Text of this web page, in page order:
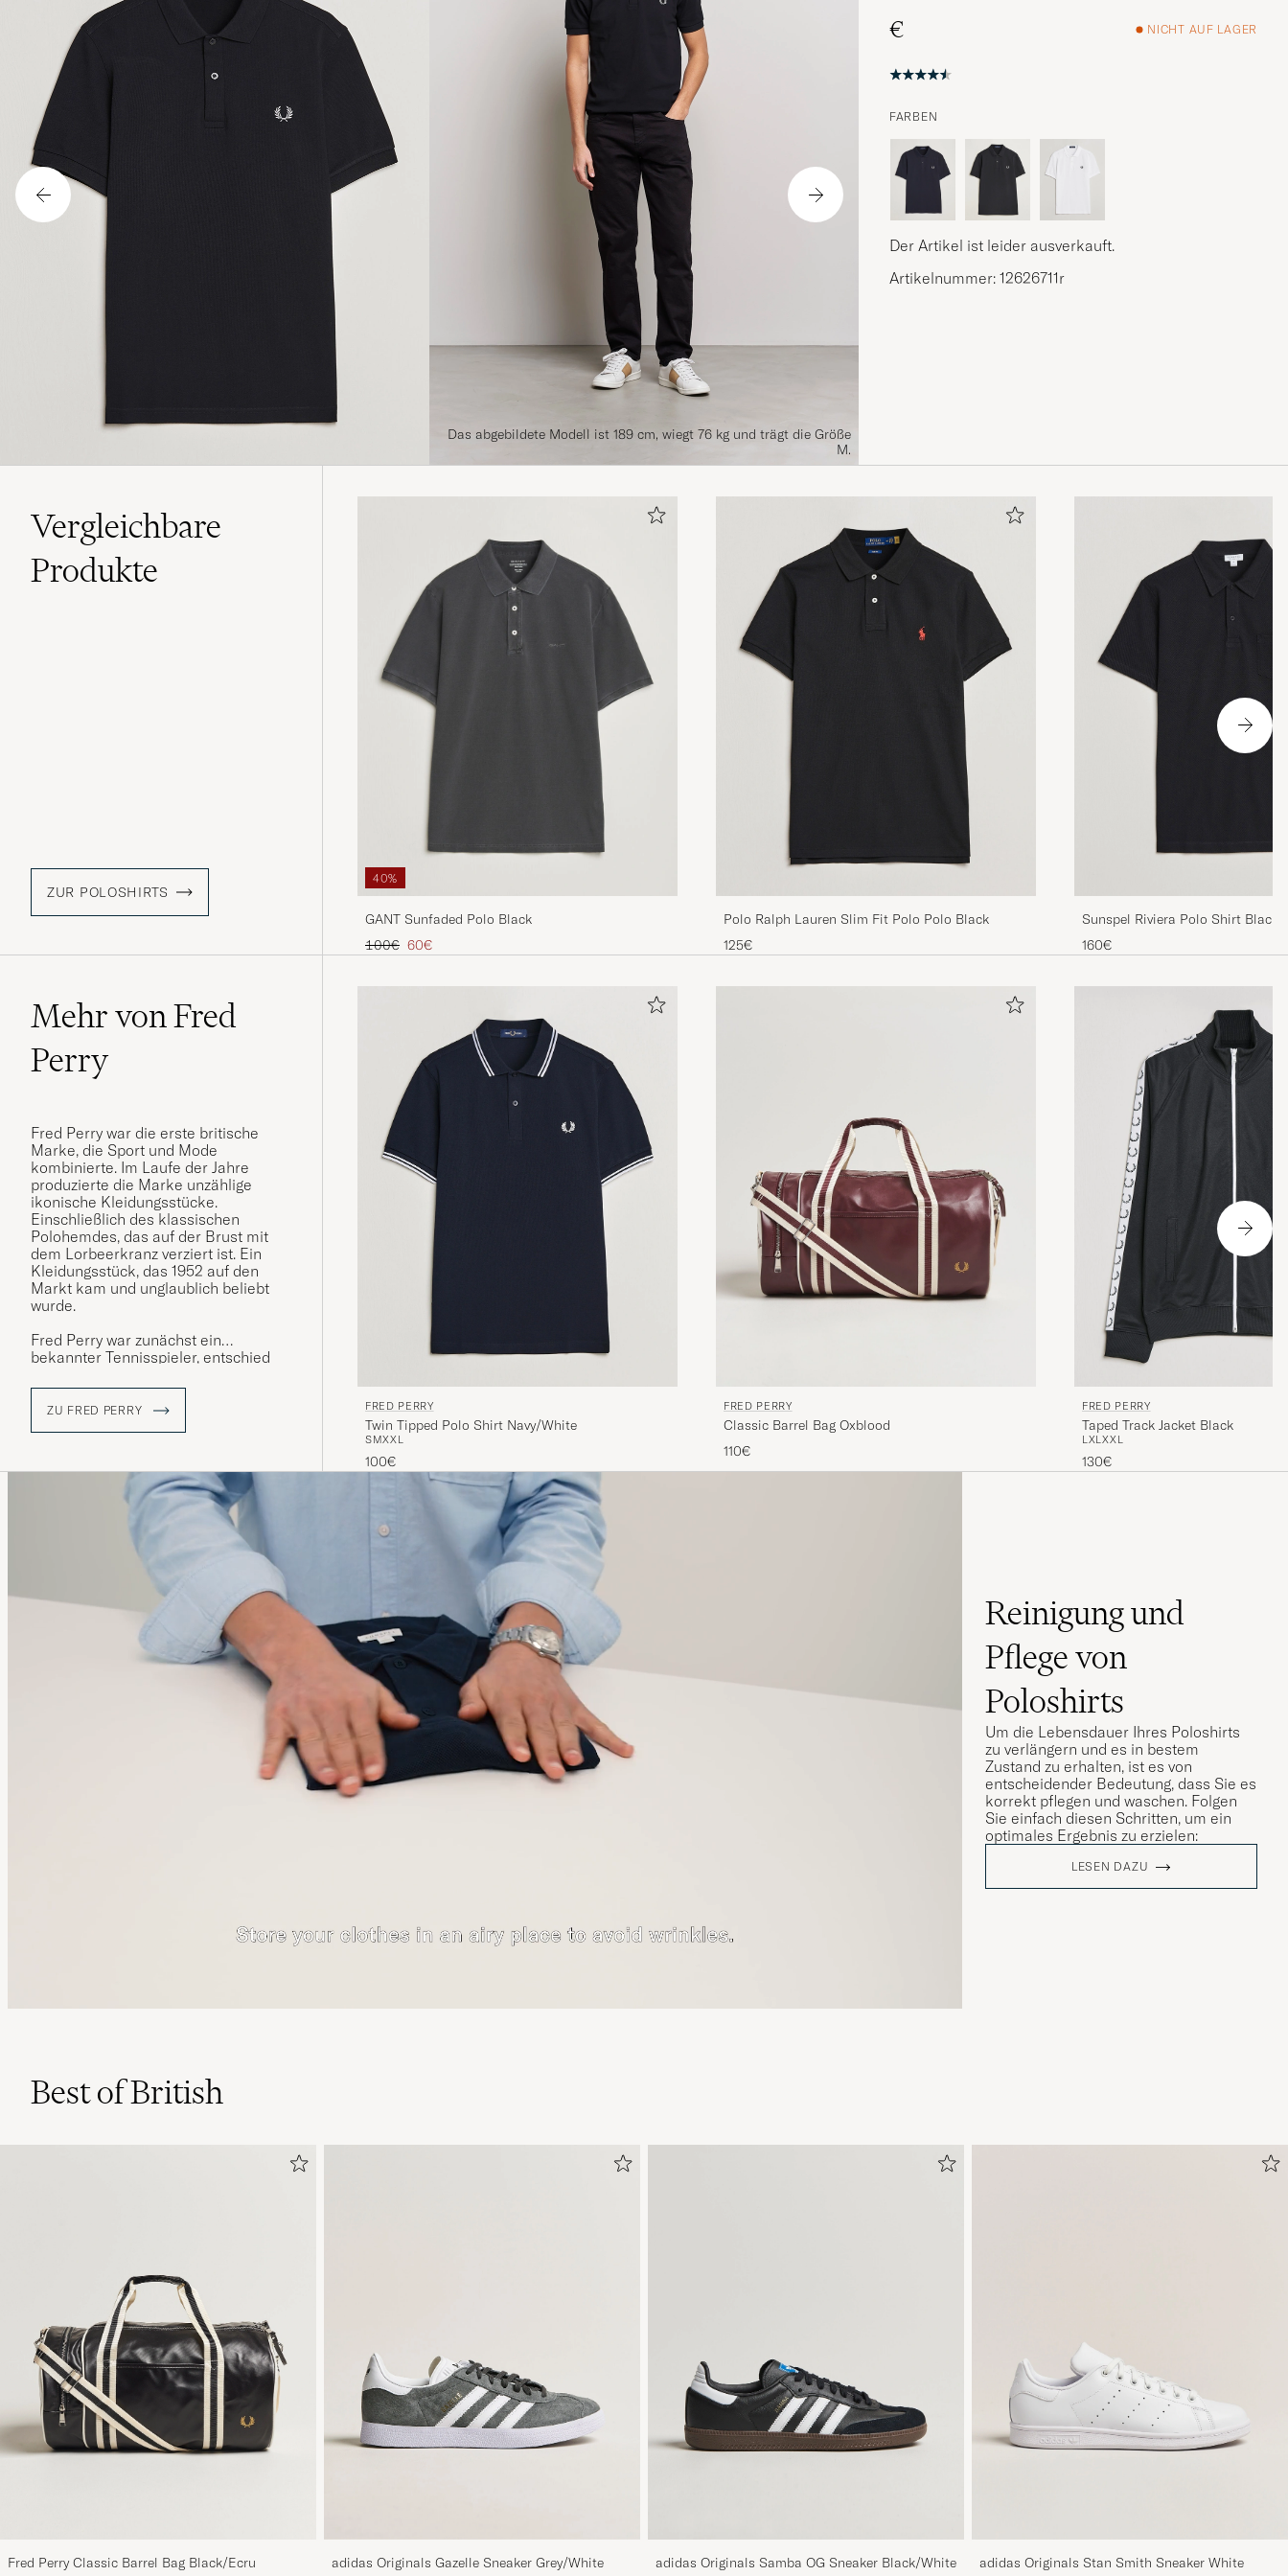
Das abgebildete Modell ist 189 cm, wiegt 76 kg und trägt die Größe
M.
€
NICHT AUF LAGER
FARBEN
Der Artikel ist leider ausverkauft.
Artikelnummer: 12626711r
Vergleichbare
Produkte
ZUR POLOSHIRTS
40%
GANT Sunfaded Polo Black
Regulärer Preis
100€ Reduzierter Preis
60€
Polo Ralph Lauren Slim Fit Polo Polo Black
125€
Sunspel Riviera Polo Shirt Black
160€
Mehr von Fred
Perry
Fred Perry war die erste britische
Marke, die Sport und Mode
kombinierte. Im Laufe der Jahre
produzierte die Marke unzählige
ikonische Kleidungsstücke.
Einschließlich des klassischen
Polohemdes, das auf der Brust mit
dem Lorbeerkranz verziert ist. Ein
Kleidungsstück, das 1952 auf den
Markt kam und unglaublich beliebt
wurde.
Fred Perry war zunächst ein
bekannter Tennisspieler, entschied
seine eigene Bekleidungsmarke
unter dem Namen Fred Perry zu
geliehen wurde.
ZU FRED PERRY FRED PERRY
Twin Tipped Polo Shirt Navy/White
SMXXL
100€
FRED PERRY
Classic Barrel Bag Oxblood
110€
FRED PERRY
Taped Track Jacket Black
L XLXXL
130€
Reinigung und
Pflege von
Poloshirts
Um die Lebensdauer Ihres Poloshirts
zu verlängern und es in bestem
Zustand zu erhalten, ist es von
entscheidender Bedeutung, dass Sie es
korrekt pflegen und waschen. Folgen
Sie einfach diesen Schritten, um ein
optimales Ergebnis zu erzielen:
LESEN DAZU
Best of British
Fred Perry Classic Barrel Bag Black/Ecru adidas Originals Gazelle Sneaker Grey/White adidas Originals Samba OG Sneaker Black/White adidas Originals Stan Smith Sneaker White